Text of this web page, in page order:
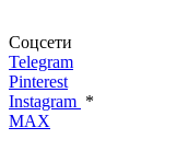
Соцсети
Telegram
Pinterest
Instagram *
MAX